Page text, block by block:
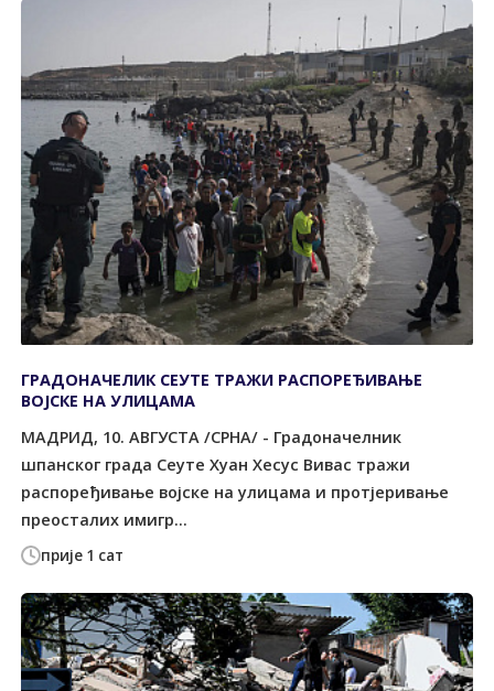
прије 1 сат
ГРАДОНАЧЕЛИК СЕУТЕ ТРАЖИ РАСПОРЕЂИВАЊЕ
ВОЈСКЕ НА УЛИЦАМА
МАДРИД, 10. АВГУСТА /СРНА/ - Градоначелник
шпанског града Сеуте Хуан Хесус Вивас тражи
распоређивање војске на улицама и протјеривање
преосталих имигр...